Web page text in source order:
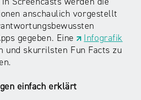
anschaulich vorgestellt
gegeben. Eine
Infografik
und skurrilsten Fun Facts zu
einfach erklärt